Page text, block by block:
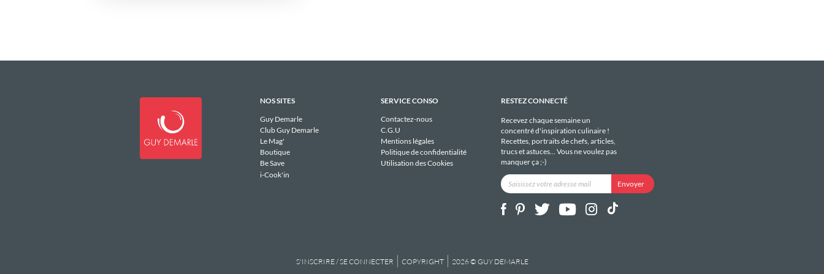
NOS SITES
Guy Demarle
Club Guy Demarle
Le Mag'
Boutique
Be Save
i-Cook'in
SERVICE CONSO
Contactez-nous
C.G.U
Mentions légales
Politique de confidentialité
Utilisation des Cookies
RESTEZ CONNECTÉ
Recevez chaque semaine un
concentré d'inspiration culinaire !
Recettes, portraits de chefs, articles,
trucs et astuces... Vous ne voulez pas
manquer ça ;-)
S'INSCRIRE / SE CONNECTER COPYRIGHT 2026 © GUY DEMARLE